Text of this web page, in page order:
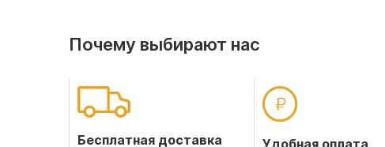
Почему выбирают нас
Бесплатная доставка Удобная оплата